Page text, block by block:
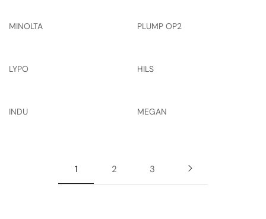
MINOLTA PLUMP OP2
LYPO HILS
INDU MEGAN
1 2 3